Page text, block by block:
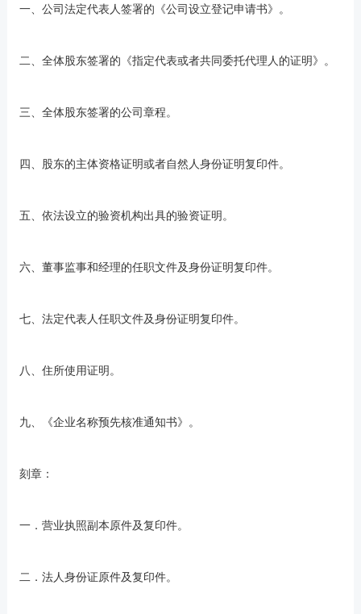
一、公司法定代表人签署的《公司设立登记申请书》。
二、全体股东签署的《指定代表或者共同委托代理人的证明》。
三、全体股东签署的公司章程。
四、股东的主体资格证明或者自然人身份证明复印件。
五、依法设立的验资机构出具的验资证明。
六、董事监事和经理的任职文件及身份证明复印件。
七、法定代表人任职文件及身份证明复印件。
八、住所使用证明。
九、《企业名称预先核准通知书》。
刻章：
一．营业执照副本原件及复印件。
二．法人身份证原件及复印件。